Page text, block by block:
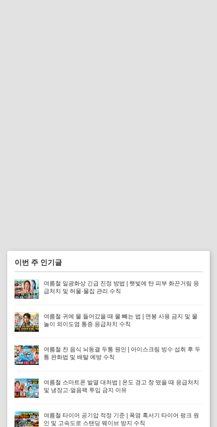
이번 주 인기글
여름철 일광화상 긴급 진정 방법 | 햇빛에 탄 피부 화끈거림 응
급처치 및 허물·물집 관리 수칙
여름철 귀에 물 들어갔을 때 물 빼는 법 | 면봉 사용 금지 및 물
놀이 외이도염 통증 응급처치 수칙
여름철 찬 음식 뇌동결 두통 원인 | 아이스크림 빙수 섭취 후 두
통 완화법 및 배탈 예방 수칙
여름철 스마트폰 발열 대처법 | 온도 경고 창 떴을 때 응급처치
및 냉장고·얼음팩 투입 금지 이유
여름철 타이어 공기압 적정 기준 | 폭염 혹서기 타이어 펑크 원
인 및 고속도로 스탠딩 웨이브 방지 수칙